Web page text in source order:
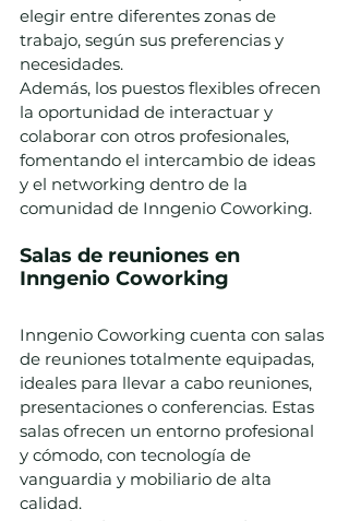
elegir entre diferentes zonas de
trabajo, según sus preferencias y
necesidades.
Además, los puestos flexibles ofrecen
la oportunidad de interactuar y
colaborar con otros profesionales,
fomentando el intercambio de ideas
y el networking dentro de la
comunidad de Inngenio Coworking.
Salas de reuniones en
Inngenio Coworking
Inngenio Coworking cuenta con salas
de reuniones totalmente equipadas,
ideales para llevar a cabo reuniones,
presentaciones o conferencias. Estas
salas ofrecen un entorno profesional
y cómodo, con tecnología de
vanguardia y mobiliario de alta
calidad.